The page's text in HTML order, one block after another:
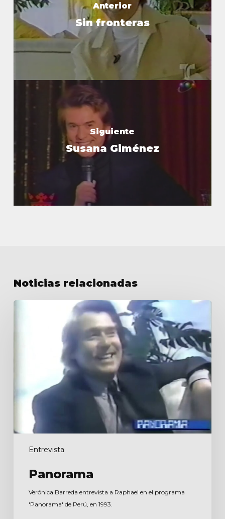
Anterior
Sin fronteras
Siguiente
Susana Giménez
Noticias relacionadas
Entrevista
Panorama
Verónica Barreda entrevista a Raphael en el programa
'Panorama' de Perú, en 1993.